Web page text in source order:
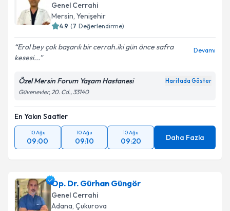
Genel Cerrahi
Mersin, Yenişehir
4.9 (7 Değerlendirme)
Erol bey çok başarılı bir cerrah.iki gün önce safra
kesesi...
Devamı
Özel Mersin Forum Yaşam Hastanesi Haritada Göster
Güvenevler, 20. Cd., 33140
En Yakın Saatler
10 Ağu
09:00
10 Ağu
09:10
10 Ağu
09:20 Daha Fazla
Op. Dr. Gürhan Güngör
Genel Cerrahi
Adana, Çukurova